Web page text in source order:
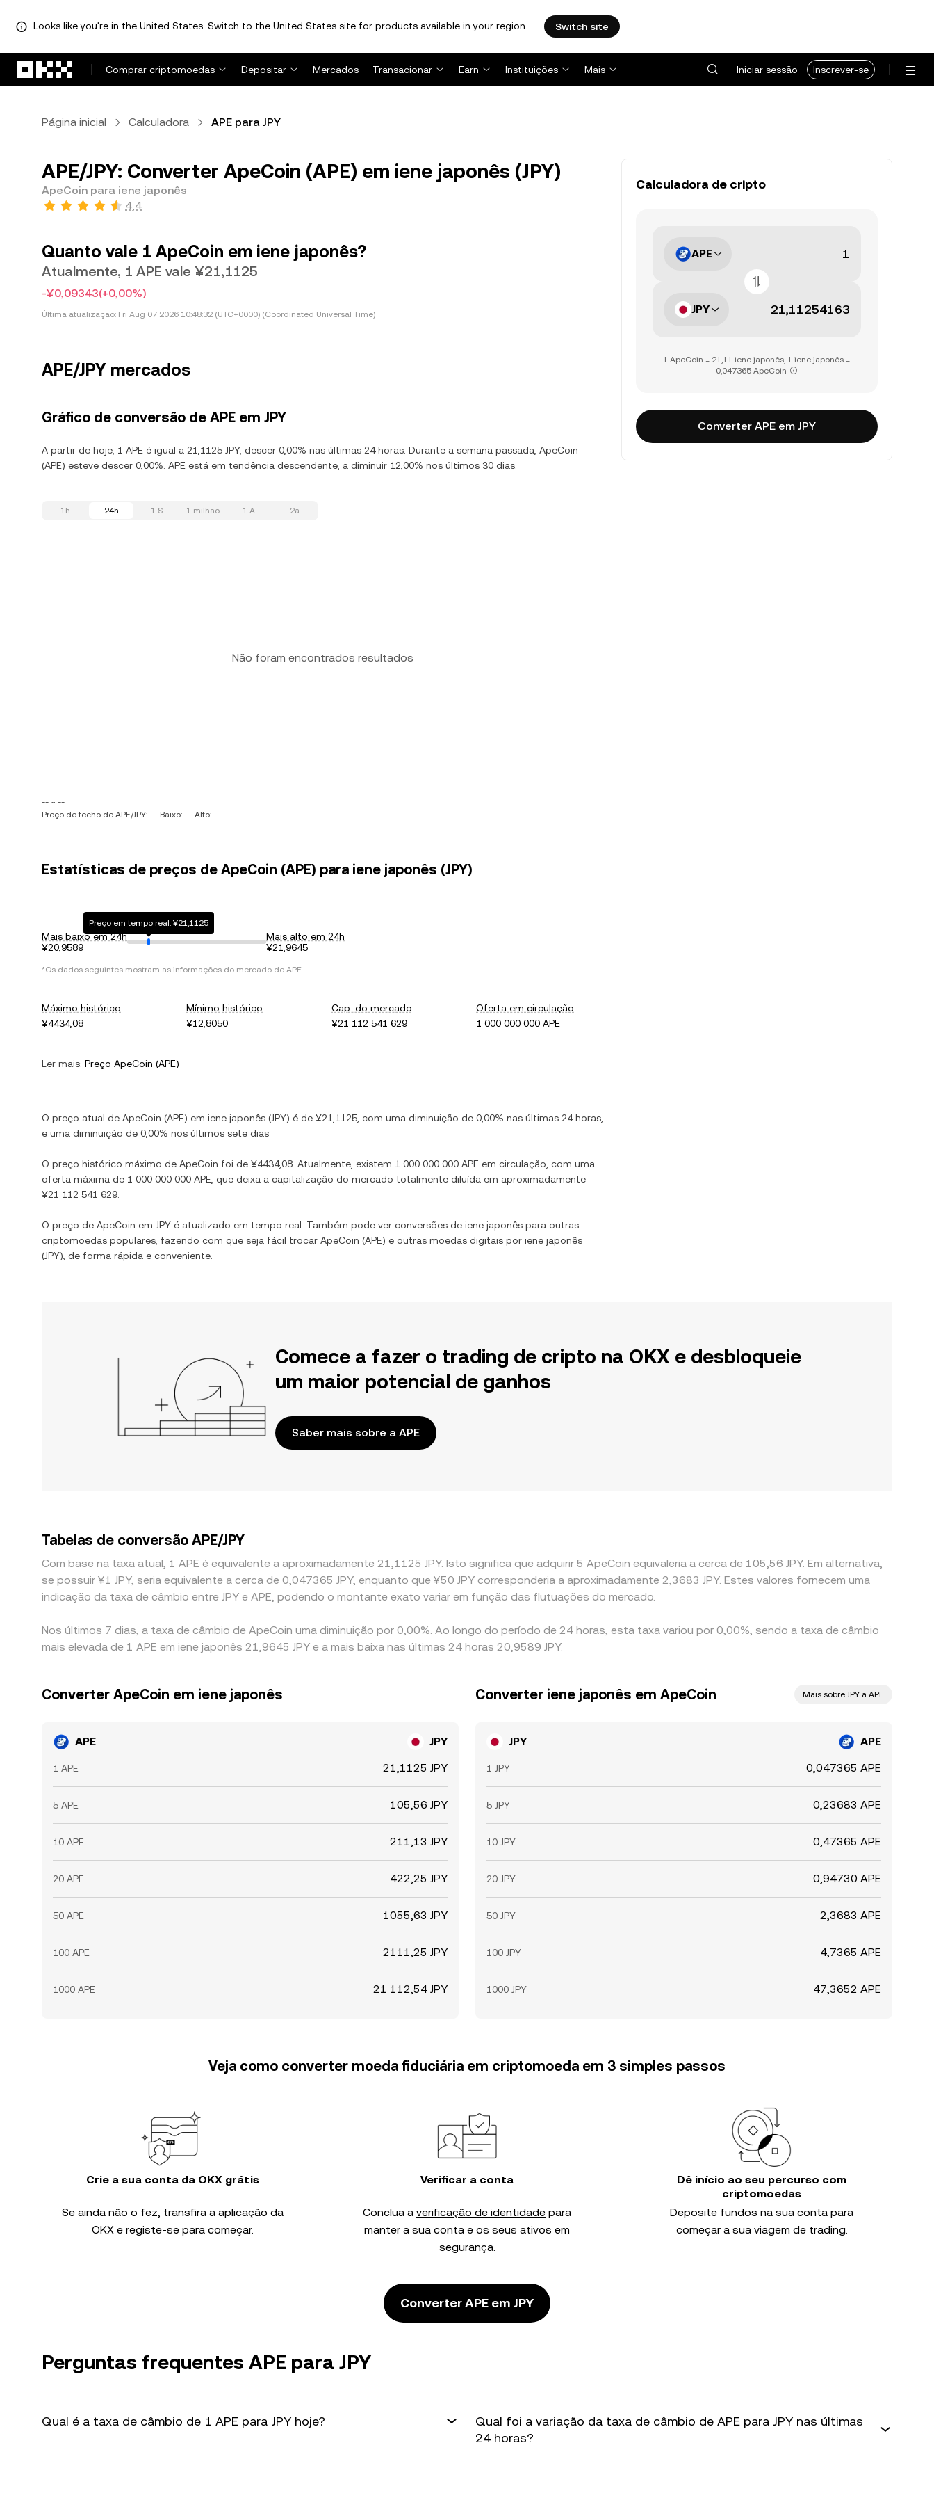
Looks like you're in the United States. Switch to the United States site for products available in your region. Switch site
Comprar criptomoedas
Depositar Mercados Transacionar Earn Instituições Mais Iniciar sessão Inscrever-se
Página inicial Calculadora APE para JPY
APE/JPY: Converter ApeCoin (APE) em iene japonês (JPY)
ApeCoin para iene japonês
4,4
Quanto vale 1 ApeCoin em iene japonês?
Atualmente, 1 APE vale ¥21,1125
-¥0,09343(+0,00%)
Última atualização: Fri Aug 07 2026 10:48:32 (UTC+0000) (Coordinated Universal Time)
APE/JPY mercados
Gráfico de conversão de APE em JPY
A partir de hoje, 1 APE é igual a 21,1125 JPY, descer 0,00% nas últimas 24 horas. Durante a semana passada, ApeCoin
(APE) esteve descer 0,00%. APE está em tendência descendente, a diminuir 12,00% nos últimos 30 dias.
1h 24h 1 S 1 milhão 1 A 2a
Não foram encontrados resultados
-- ~ --
Preço de fecho de APE/JPY: -- Baixo: -- Alto: --
Estatísticas de preços de ApeCoin (APE) para iene japonês (JPY)
Mais baixo em 24h
¥20,9589
Preço em tempo real: ¥21,1125
Mais alto em 24h
¥21,9645
*Os dados seguintes mostram as informações do mercado de APE.
Máximo histórico
¥4434,08
Mínimo histórico
¥12,8050
Cap. do mercado
¥21 112 541 629
Oferta em circulação
1 000 000 000 APE
Ler mais: Preço ApeCoin (APE)
O preço atual de ApeCoin (APE) em iene japonês (JPY) é de ¥21,1125 , com uma diminuição de 0,00% nas últimas 24 horas,
e uma diminuição de 0,00% nos últimos sete dias
O preço histórico máximo de ApeCoin foi de ¥4434,08 . Atualmente, existem 1 000 000 000 APE em circulação, com uma
oferta máxima de 1 000 000 000 APE , que deixa a capitalização do mercado totalmente diluída em aproximadamente
¥21 112 541 629
O preço de ApeCoin em JPY é atualizado em tempo real. Também pode ver conversões de iene japonês para outras
criptomoedas populares, fazendo com que seja fácil trocar ApeCoin (APE) e outras moedas digitais por iene japonês
(JPY), de forma rápida e conveniente.
Calculadora de cripto
APE
JPY
1 ApeCoin = 21,11 iene japonês, 1 iene japonês =
0,047365 ApeCoin
Converter APE em JPY
Comece a fazer o trading de cripto na OKX e desbloqueie
um maior potencial de ganhos
Saber mais sobre a APE
Tabelas de conversão APE/JPY
Com base na taxa atual, 1 APE é equivalente a aproximadamente 21,1125 JPY. Isto significa que adquirir 5 ApeCoin equivaleria a cerca de 105,56 JPY. Em alternativa,
se possuir ¥1 JPY, seria equivalente a cerca de 0,047365 JPY, enquanto que ¥50 JPY corresponderia a aproximadamente 2,3683 JPY. Estes valores fornecem uma
indicação da taxa de câmbio entre JPY e APE, podendo o montante exato variar em função das flutuações do mercado.
Nos últimos 7 dias, a taxa de câmbio de ApeCoin uma diminuição por 0,00%. Ao longo do período de 24 horas, esta taxa variou por 0,00%, sendo a taxa de câmbio
mais elevada de 1 APE em iene japonês 21,9645 JPY e a mais baixa nas últimas 24 horas 20,9589 JPY.
Converter ApeCoin em iene japonês
APE JPY
1 APE 21,1125 JPY
5 APE 105,56 JPY
10 APE 211,13 JPY
20 APE 422,25 JPY
50 APE 1055,63 JPY
100 APE 2111,25 JPY
1000 APE 21 112,54 JPY
Converter iene japonês em ApeCoin Mais sobre JPY a APE
JPY APE
1 JPY 0,047365 APE
5 JPY 0,23683 APE
10 JPY 0,47365 APE
20 JPY 0,94730 APE
50 JPY 2,3683 APE
100 JPY 4,7365 APE
1000 JPY 47,3652 APE
Veja como converter moeda fiduciária em criptomoeda em 3 simples passos
Crie a sua conta da OKX grátis
Se ainda não o fez, transfira a aplicação da
OKX e registe-se para começar.
Verificar a conta
Conclua a verificação de identidade para
manter a sua conta e os seus ativos em
segurança.
Dê início ao seu percurso com
criptomoedas
Deposite fundos na sua conta para
começar a sua viagem de trading.
Converter APE em JPY
Perguntas frequentes APE para JPY
Qual é a taxa de câmbio de 1 APE para JPY hoje?
Qual foi a variação da taxa de câmbio de APE para JPY nas últimas
24 horas?